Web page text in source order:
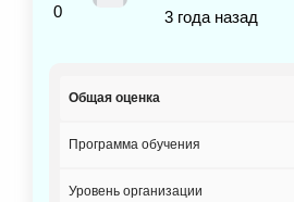
0
3 года назад
Общая оценка
Программа обучения
Уровень организации